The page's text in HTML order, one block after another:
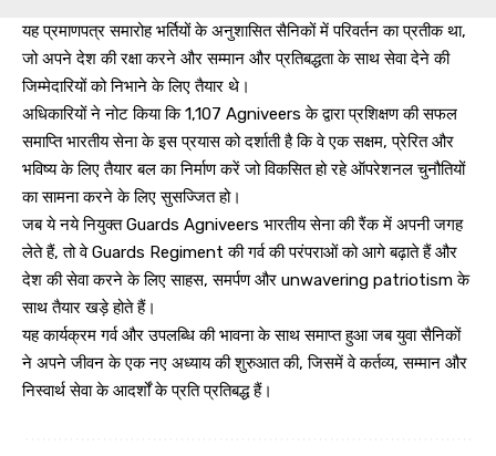
यह प्रमाणपत्र समारोह भर्तियों के अनुशासित सैनिकों में परिवर्तन का प्रतीक था,
जो अपने देश की रक्षा करने और सम्मान और प्रतिबद्धता के साथ सेवा देने की
जिम्मेदारियों को निभाने के लिए तैयार थे।
अधिकारियों ने नोट किया कि 1,107 Agniveers के द्वारा प्रशिक्षण की सफल
समाप्ति भारतीय सेना के इस प्रयास को दर्शाती है कि वे एक सक्षम, प्रेरित और
भविष्य के लिए तैयार बल का निर्माण करें जो विकसित हो रहे ऑपरेशनल चुनौतियों
का सामना करने के लिए सुसज्जित हो।
जब ये नये नियुक्त Guards Agniveers भारतीय सेना की रैंक में अपनी जगह
लेते हैं, तो वे Guards Regiment की गर्व की परंपराओं को आगे बढ़ाते हैं और
देश की सेवा करने के लिए साहस, समर्पण और unwavering patriotism के
साथ तैयार खड़े होते हैं।
यह कार्यक्रम गर्व और उपलब्धि की भावना के साथ समाप्त हुआ जब युवा सैनिकों
ने अपने जीवन के एक नए अध्याय की शुरुआत की, जिसमें वे कर्तव्य, सम्मान और
निस्वार्थ सेवा के आदर्शों के प्रति प्रतिबद्ध हैं।